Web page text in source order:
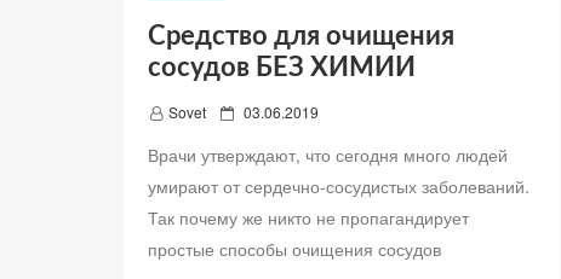
Средство для очищения
сосудов БЕЗ ХИМИИ
Sovet
Д
б
а
в
л
03.06.2019
Врачи утверждают, что сегодня много людей
умирают от сердечно-сосудистых заболеваний.
Так почему же никто не пропагандирует
простые способы очищения сосудов